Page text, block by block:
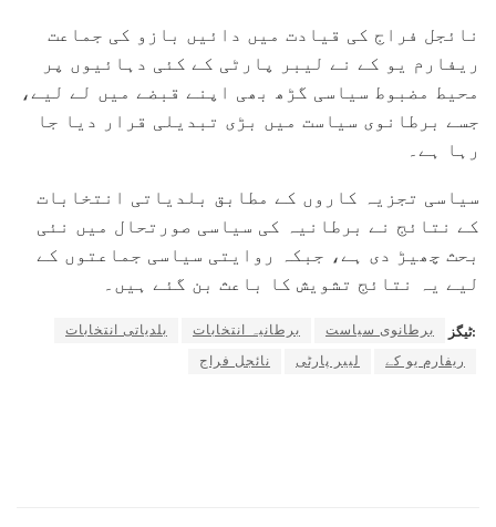
نائجل فراج کی قیادت میں دائیں بازو کی جماعت
ریفارم یو کے نے لیبر پارٹی کے کئی دہائیوں پر
محیط مضبوط سیاسی گڑھ بھی اپنے قبضے میں لے لیے،
جسے برطانوی سیاست میں بڑی تبدیلی قرار دیا جا
رہا ہے۔
سیاسی تجزیہ کاروں کے مطابق بلدیاتی انتخابات
کے نتائج نے برطانیہ کی سیاسی صورتحال میں نئی
بحث چھیڑ دی ہے، جبکہ روایتی سیاسی جماعتوں کے
لیے یہ نتائج تشویش کا باعث بن گئے ہیں۔
ٹیگز: برطانوی سیاست برطانیہ انتخابات
بلدیاتی انتخابات
ریفارم یو کے
لیبر پارٹی نائجل فراج